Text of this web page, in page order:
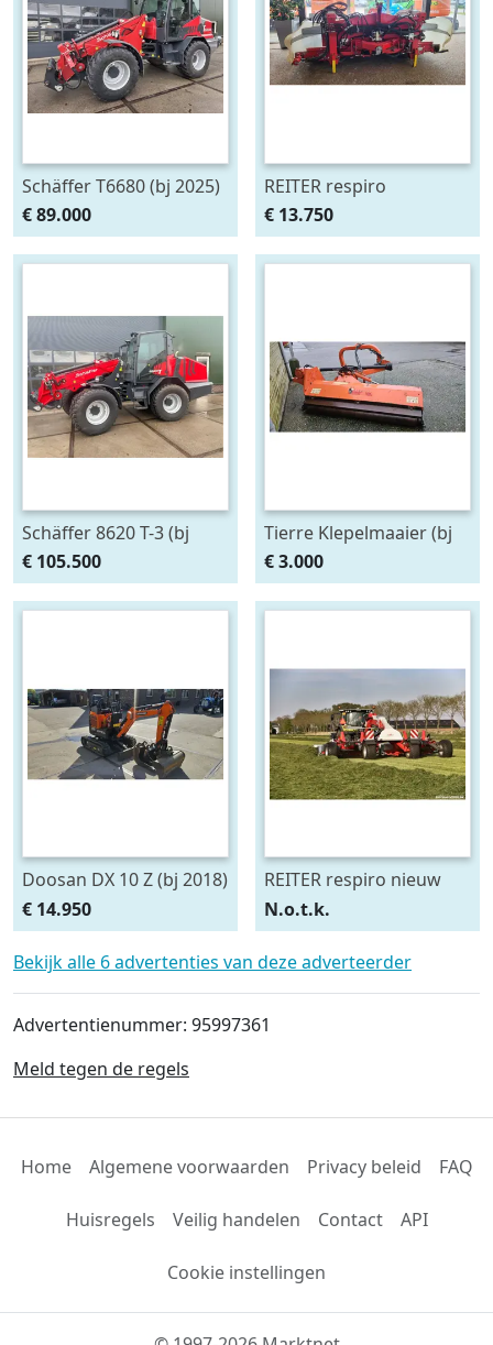
Schäffer T6680 (bj 2025)
€ 89.000
REITER respiro
bandhark bandhark (bj
2017)
€ 13.750
Schäffer 8620 T-3 (bj
2025)
€ 105.500
Tierre Klepelmaaier (bj
2007)
€ 3.000
Doosan DX 10 Z (bj 2018)
€ 14.950
REITER respiro nieuw
RESPIRO bandhark R9
(bj 2023)
N.o.t.k.
Bekijk alle 6 advertenties van deze adverteerder
Advertentienummer: 95997361
Meld tegen de regels
Home Algemene voorwaarden Privacy beleid FAQ
Huisregels Veilig handelen Contact API
Cookie instellingen